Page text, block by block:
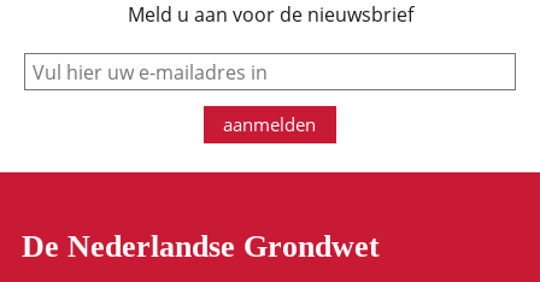
Meld u aan voor de nieuwsbrief
e-mail
aanmelden
De Nederlandse Grondwet